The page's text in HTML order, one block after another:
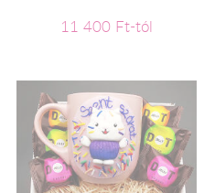
11 400 Ft-tól